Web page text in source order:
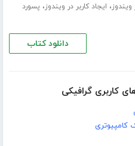
ویندوز، ایجاد کاربر در ویندوز، پسورد
دانلود کتاب
کاربری گرافیکی
کامپیوتری